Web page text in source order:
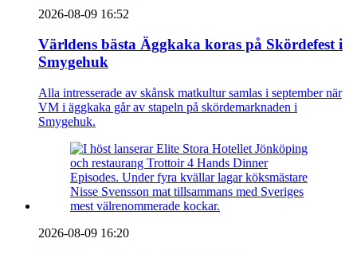
2026-08-09 16:52
Världens bästa Äggkaka koras på Skördefest i
Smygehuk
Alla intresserade av skånsk matkultur samlas i september när
VM i äggkaka går av stapeln på skördemarknaden i
Smygehuk.
2026-08-09 16:20